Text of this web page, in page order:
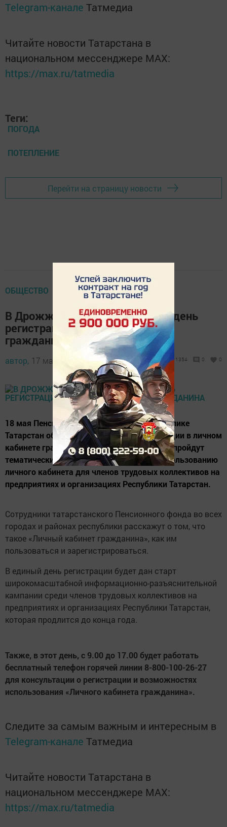
Telegram-канале Татмедиа
Читайте новости Татарстана в
национальном мессенджере MАХ:
https://max.ru/tatmedia
Теги:
ПОГОДА
ПОТЕПЛЕНИЕ
Перейти на страницу новости
ОБЩЕСТВО
В Дрожжаном пройдёт единый день
регистрации в личном кабинете
гражданина
автор, 17 мая 2016 - 10:53 1354 0 0
18 мая Пенсионный фонд России по Республике
Татарстан объявил Единым днем регистрации в личном
кабинете гражданина - по всей республике пройдут
тематические лекции по регистрации и использованию
личного кабинета для членов трудовых коллективов на
предприятиях и организациях Республики Татарстан.
Сотрудники татарстанского Пенсионного фонда во всех
городах и районах республики расскажут о том, что
такое «Личный кабинет гражданина», как им
пользоваться и зарегистрироваться.
В единый день регистрации будет дан старт
широкомасштабной информационно-разъяснительной
кампании среди членов трудовых коллективов на
предприятиях и организациях Республики Татарстан,
которая продлится до конца года.
Также, в этот день, с 9.00 до 17.00 будет работать
бесплатный телефон горячей линии 8-800-100-26-27
для консультации о регистрации и возможностях
использования «Личного кабинета гражданина».
Следите за самым важным и интересным в
Telegram-канале Татмедиа
Читайте новости Татарстана в
национальном мессенджере MАХ:
https://max.ru/tatmedia